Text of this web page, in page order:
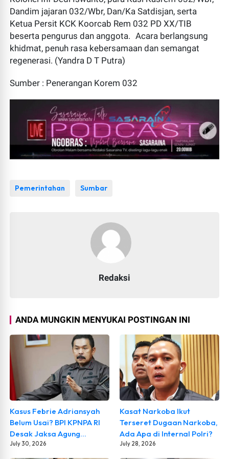
Dandim jajaran 032/Wbr, Dan/Ka Satdisjan, serta
Ketua Persit KCK Koorcab Rem 032 PD XX/TIB
beserta pengurus dan anggota. Acara berlangsung
khidmat, penuh rasa kebersamaan dan semangat
regenerasi. (Yandra D T Putra)
Sumber : Penerangan Korem 032
Pemerintahan Sumbar
Redaksi
ANDA MUNGKIN MENYUKAI POSTINGAN INI
Kasus Febrie Adriansyah
Belum Usai? BPI KPNPA RI
Desak Jaksa Agung
Mundur, Semua Aktor
Diusut Tuntas
July 30, 2026
Kasat Narkoba Ikut
Terseret Dugaan Narkoba,
Ada Apa di Internal Polri?
July 28, 2026